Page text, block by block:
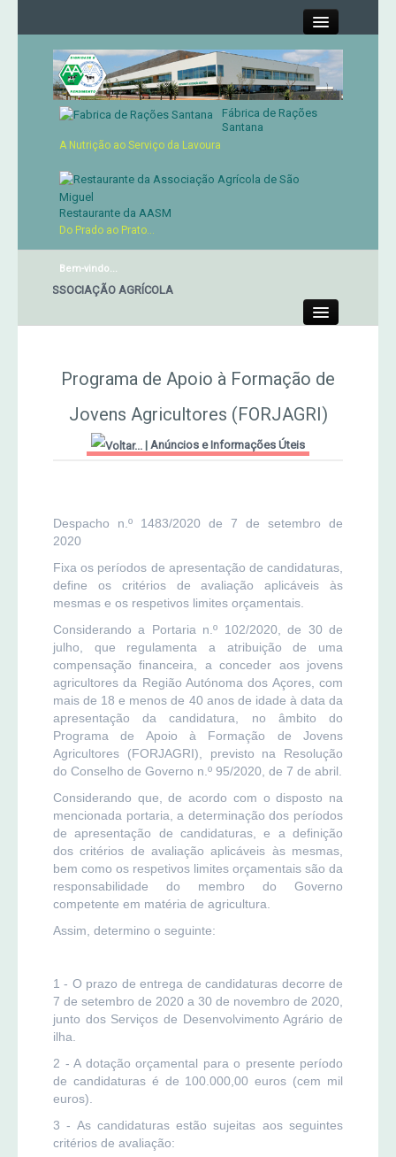
Contactos
Serviços
Concursos Micaelenses
Jornal Agricultor 2000
Fábrica de Rações
Santana
A Nutrição ao Serviço da Lavoura
Restaurante da AASM
Do Prado ao Prato...
Bem-vindo...
DA ASSOCIAÇÃO AGRÍCOLA
MERCADO AGRÍCOLA DE SANTANA
Programa de Apoio à Formação de
Jovens Agricultores (FORJAGRI)
| Anúncios e Informações Úteis
Despacho n.º 1483/2020 de 7 de setembro de
2020
Fixa os períodos de apresentação de candidaturas,
define os critérios de avaliação aplicáveis às
mesmas e os respetivos limites orçamentais.
Considerando a Portaria n.º 102/2020, de 30 de
julho, que regulamenta a atribuição de uma
compensação financeira, a conceder aos jovens
agricultores da Região Autónoma dos Açores, com
mais de 18 e menos de 40 anos de idade à data da
apresentação da candidatura, no âmbito do
Programa de Apoio à Formação de Jovens
Agricultores (FORJAGRI), previsto na Resolução
do Conselho de Governo n.º 95/2020, de 7 de abril.
Considerando que, de acordo com o disposto na
mencionada portaria, a determinação dos períodos
de apresentação de candidaturas, e a definição
dos critérios de avaliação aplicáveis às mesmas,
bem como os respetivos limites orçamentais são da
responsabilidade do membro do Governo
competente em matéria de agricultura.
Assim, determino o seguinte:
1 - O prazo de entrega de candidaturas decorre de
7 de setembro de 2020 a 30 de novembro de 2020,
junto dos Serviços de Desenvolvimento Agrário de
ilha.
2 - A dotação orçamental para o presente período
de candidaturas é de 100.000,00 euros (cem mil
euros).
3 - As candidaturas estão sujeitas aos seguintes
critérios de avaliação: